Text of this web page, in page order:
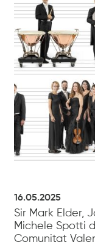
16.05.2025
Sir Mark Elder,
Michele Spotti
Comunitat